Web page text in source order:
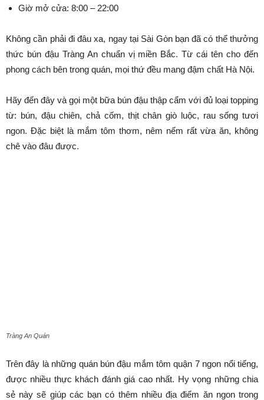
Giờ mở cửa: 8:00 – 22:00
Không cần phải đi đâu xa, ngay tại Sài Gòn bạn đã có thể thưởng
thức bún đậu Tràng An chuẩn vị miền Bắc. Từ cái tên cho đến
phong cách bên trong quán, mọi thứ đều mang đậm chất Hà Nội.
Hãy đến đây và gọi một bữa bún đậu thập cẩm với đủ loại topping
từ: bún, đậu chiên, chả cốm, thịt chân giò luộc, rau sống tươi
ngon. Đặc biệt là mắm tôm thơm, nêm nếm rất vừa ăn, không
chê vào đâu được.
Tràng An Quán
Trên đây là những quán bún đậu mắm tôm quận 7 ngon nổi tiếng,
được nhiều thực khách đánh giá cao nhất. Hy vọng những chia
sẻ này sẽ giúp các bạn có thêm nhiều địa điểm ăn ngon trong